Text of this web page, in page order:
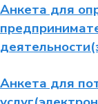
Анкета для
Анкета для